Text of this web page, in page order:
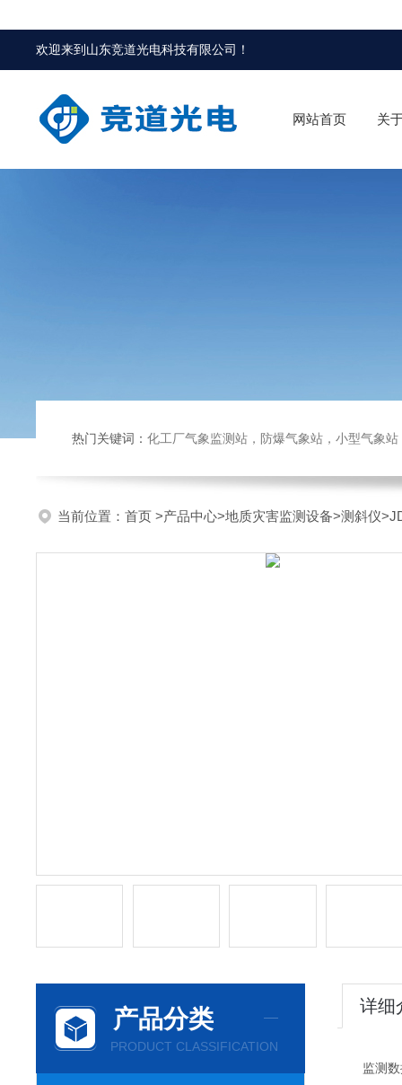
欢迎来到 山东竞道光电科技有限公司 ！
网站首页 关
热门关键词： 化工厂气象监测站，防爆气象站，小型气象站，化
当前位置： 首页 >产品中心>地质灾害监测设备>测斜仪
产品分类
PRODUCT CLASSIFICATION
详细
监测数据